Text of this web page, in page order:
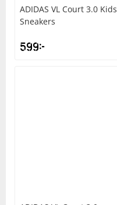
ADIDAS VL Court 3.0 Kids
Sneakers
599kr